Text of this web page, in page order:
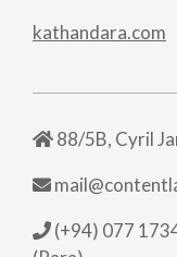
kathandara.com
88/5B, Cyril
(+94) 077